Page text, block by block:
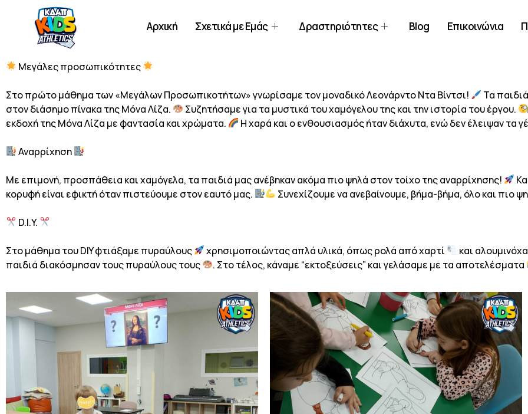
Αρχική Σχετικά με Εμάς Δραστηριότητες Blog Επικοινώνια
Μεγάλες προσωπικότητες
Στο πρώτο μάθημα των «Μεγάλων Προσωπικοτήτων» γνωρίσαμε τον μοναδικό Λεονάρντο Ντα Βίντσι!
Τα
στον διάσημο πίνακα της Μόνα Λίζα.
Συζητήσαμε για τα μυστικά του χαμόγελου της και την ιστορία του έργου.
εκδοχή της Μόνα Λίζα με φαντασία και χρώματα.
Η χαρά και ο ενθουσιασμός ήταν διάχυτα, ενώ δεν έλειψαν τα
Αναρρίχηση
Με επιμονή, προσπάθεια και χαμόγελα, τα παιδιά μας ανέβηκαν ακόμα πιο ψηλά στον τοίχο της αναρρίχησης!
κορυφή είναι εφικτή όταν πιστεύουμε στον εαυτό μας.
Συνεχίζουμε να ανεβαίνουμε, βήμα-βήμα, όλο και πιο
D.I.Y.
Στο μάθημα του DIY φτιάξαμε πυραύλους χρησιμοποιώντας απλά υλικά, όπως ρολά από χαρτί
και
παιδιά διακόσμησαν τους πυραύλους τους
. Στο τέλος, κάναμε “εκτοξεύσεις” και γελάσαμε με τα αποτελέσματα